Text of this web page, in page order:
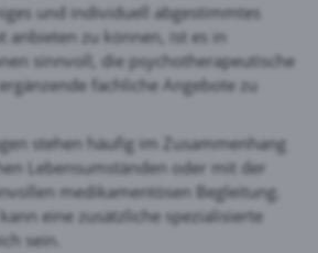
und individuell abgestimmtes
anbieten zu können, ist es in
sinnvoll, die psychotherapeutische
fachliche Angebote zu
stehen häufig im Zusammenhang
Lebensumständen oder mit der
medikamentösen Begleitung.
eine zusätzliche spezialisierte
sein.